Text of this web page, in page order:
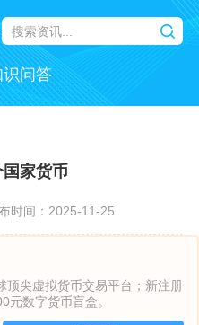
识问答
家货币
时间：2025-11-25
顶尖虚拟货币交易平台；新注册
元数字货币盲盒。